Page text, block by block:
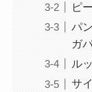
ピ
パ
ガ
ル
サ